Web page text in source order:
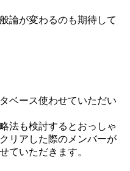
論が変わるのも期待して
ベース使わせていただい
法も検討するとおっしゃ
リアした際のメンバーが
ていただきます。